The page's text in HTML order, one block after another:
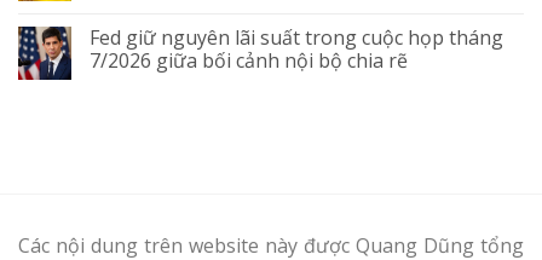
Fed giữ nguyên lãi suất trong cuộc họp tháng
7/2026 giữa bối cảnh nội bộ chia rẽ
Các nội dung trên website này được Quang Dũng tổng